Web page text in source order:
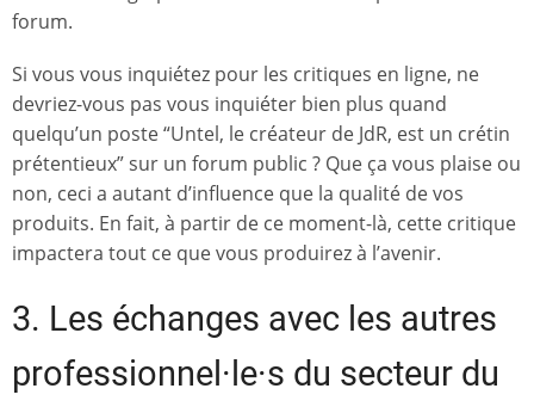
forum.
Si vous vous inquiétez pour les critiques en ligne, ne
devriez-vous pas vous inquiéter bien plus quand
quelqu’un poste “Untel, le créateur de JdR, est un crétin
prétentieux” sur un forum public ? Que ça vous plaise ou
non, ceci a autant d’influence que la qualité de vos
produits. En fait, à partir de ce moment-là, cette critique
impactera tout ce que vous produirez à l’avenir.
3. Les échanges avec les autres
professionnel·le·s du secteur du